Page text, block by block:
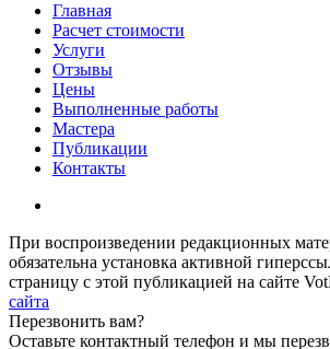
Главная
Расчет стоимости
Услуги
Отзывы
Цены
Выполненные работы
Мастера
Публикации
Контакты
При воспроизведении редакционных
обязательна установка активной
страницу с этой публикацией на сайте
сайта
Перезвонить вам?
Оставьте контактный телефон и мы